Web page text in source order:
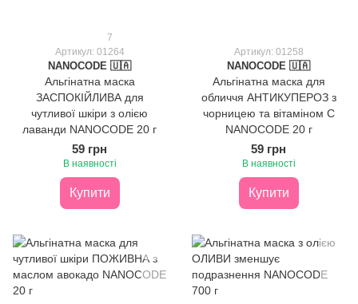
7
Артикул: 01264
NANOCODE 🇺🇦
Альгінатна маска
ЗАСПОКІЙЛИВА для
чутливої шкіри з олією
лаванди NANOCODE 20 г
59 грн
В наявності
Купити
Артикул: 01258
NANOCODE 🇺🇦
Альгінатна маска для
обличчя АНТИКУПЕРОЗ з
чорницею та вітаміном С
NANOCODE 20 г
59 грн
В наявності
Купити